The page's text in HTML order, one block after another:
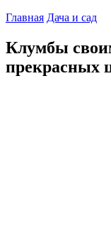
Главная Дача и сад
Клумбы
прекрасных